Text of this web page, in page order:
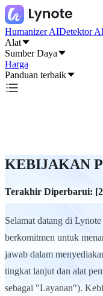
Humanizer AIDetektor
Alat
Sumber Daya
Harga
Panduan terbaik
KEBIJAKAN
Terakhir Diperbarui:
Selamat datang di
berkomitmen untuk
jawab dalam
tingkat lanjut dan alat
sebagai "Layanan").